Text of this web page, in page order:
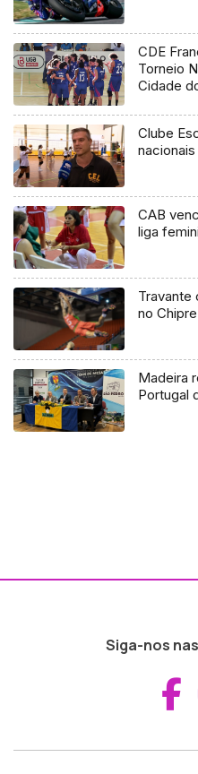
CDE
Torneio
Cidade
Clube
CAB
liga
Travante
no Chipre
Madeira
Portugal
Siga-nos